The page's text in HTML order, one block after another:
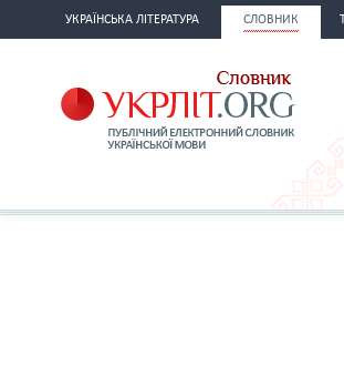
УКРАЇНСЬКА ЛІТЕРАТУРА СЛОВНИК